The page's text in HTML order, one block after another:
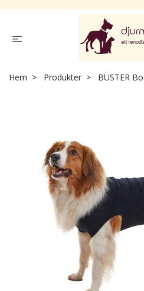
Hem Produkter BUSTER